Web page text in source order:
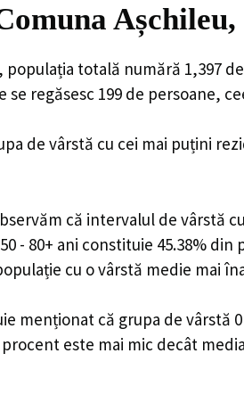
populația totală numără 1,397
se regăsesc 199 de persoane,
de vârstă cu cei mai puțini
că intervalul de vârstă
- 80+ ani constituie 45.38%
cu o vârstă medie mai
menționat că grupa de vârstă
este mai mic decât